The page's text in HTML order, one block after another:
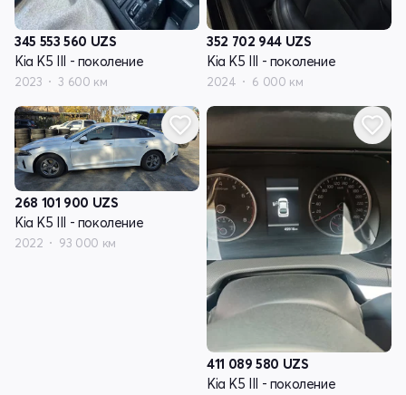
345 553 560 UZS
Kia K5 III - поколение
2023 3 600 км
352 702 944 UZS
Kia K5 III - поколение
2024 6 000 км
268 101 900 UZS
Kia K5 III - поколение
2022 93 000 км
411 089 580 UZS
Kia K5 III - поколение